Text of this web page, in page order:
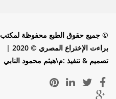
© جميع حقوق الطبع محفوظة لمكتب
براءت الإختراع المصري © 2020 |
تصميم & تنفيذ :م\هيثم محمود النابي